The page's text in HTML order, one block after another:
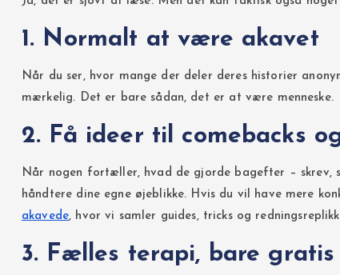
1. Normalt at være akavet
Når du ser, hvor mange der deler deres historier
mærkelig. Det er bare sådan, det er at være menneske.
2. Få ideer til comebacks
Når nogen fortæller, hvad de gjorde bagefter – skrev,
håndtere dine egne øjeblikke. Hvis du vil have mere
akavede, hvor vi samler guides, tricks og
3. Fælles terapi, bare gratis